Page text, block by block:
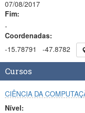
07/08/2017
Fim:
-
Coordenadas:
-15.78791
-47.8782
Cursos
CIÊNCIA DA
Nível: